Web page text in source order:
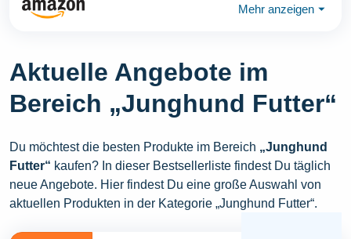
Mehr anzeigen ⏷
Aktuelle Angebote im
Bereich „Junghund Futter“
Du möchtest die besten Produkte im Bereich „Junghund
Futter“ kaufen? In dieser Bestsellerliste findest Du täglich
neue Angebote. Hier findest Du eine große Auswahl von
aktuellen Produkten in der Kategorie „Junghund Futter“.